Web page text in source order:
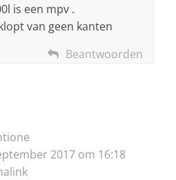
is een mpv .
van geen kanten
Beantwoorden
2017 om 16:18